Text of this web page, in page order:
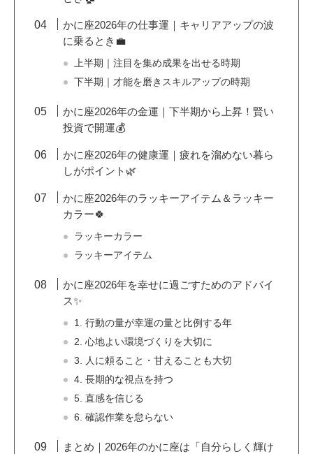
かに座2026年の仕事運｜キャリアアップの波
に乗るとき💼
上半期｜注目を集め成果を出せる時期
下半期｜才能を磨きスキルアップの時期
かに座2026年の金運｜下半期から上昇！賢い
投資で開運💰
かに座2026年の健康運｜疲れを溜めない暮ら
しがポイント🌿
かに座2026年のラッキーアイテム＆ラッキー
カラー🍀
ラッキーカラー
ラッキーアイテム
かに座2026年を幸せに過ごすためのアドバイ
ス✨
1. 行動の量が幸運の量と比例する年
2. 心地よい環境づくりを大切に
3. 人に頼ること・甘えることも大切
4. 長期的な視点を持つ
5. 直感を信じる
6. 確認作業を怠らない
まとめ｜2026年のかに座は「自分らしく輝け